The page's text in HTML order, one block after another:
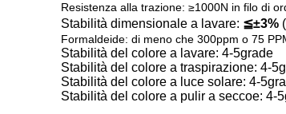
Resistenza alla trazione: ≥1000N in filo di
Stabilità dimensionale a lavare: ≦±3%
Formaldeide: di meno che 300ppm o 75
Stabilità del colore a lavare: 4-5grade
Stabilità del colore a traspirazione: 4-
Stabilità del colore a luce solare: 4-
Stabilità del colore a pulir a seccoe: 4-